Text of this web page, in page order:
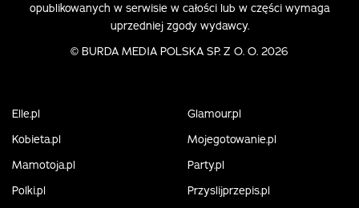
opublikowanych w serwisie w całości lub w części wymaga
uprzedniej zgody wydawcy.
© BURDA MEDIA POLSKA SP. Z O. O. 2026
Elle.pl
Glamour.pl
Kobieta.pl
Mojegotowanie.pl
Mamotoja.pl
Party.pl
Polki.pl
Przyslijprzepis.pl